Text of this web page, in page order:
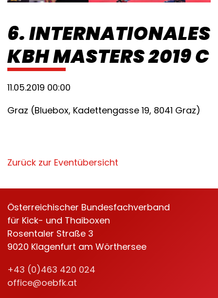
6. INTERNATIONALES
KBH MASTERS 2019 C
11.05.2019 00:00
Graz (Bluebox, Kadettengasse 19, 8041 Graz)
Zurück zur Eventübersicht
Österreichischer Bundesfachverband
für Kick- und Thaiboxen
Rosentaler Straße 3
9020 Klagenfurt am Wörthersee
+43 (0)463 420 024
office@oebfk.at